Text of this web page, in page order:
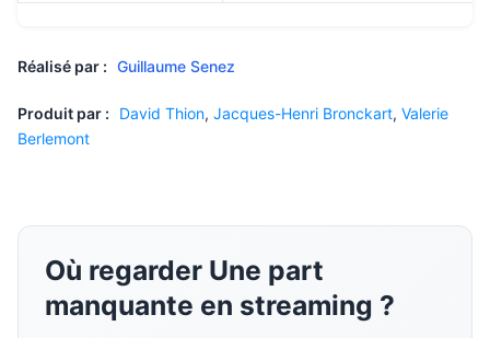
Réalisé par : Guillaume Senez
Produit par : David Thion, Jacques-Henri Bronckart, Valerie
Berlemont
Où regarder Une part
manquante en streaming ?